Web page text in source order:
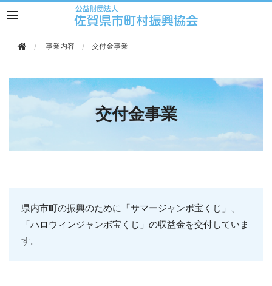
事業内容 交付金事業
交付金事業
県内市町の振興のために「サマージャンボ宝くじ」、
「ハロウィンジャンボ宝くじ」の収益金を交付していま
す。